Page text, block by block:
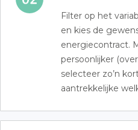
Filter op het
en kies de
energiecontract.
persoonlijker
selecteer zo’n
aantrekkelijke